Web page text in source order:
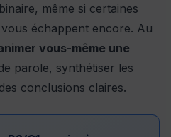
même si certaines
échappent encore. Au
vous-même une
parole, synthétiser les
conclusions claires.